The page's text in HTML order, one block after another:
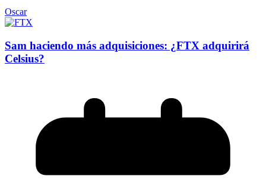
Oscar
Sam haciendo más adquisiciones: ¿FTX adquirirá
Celsius?